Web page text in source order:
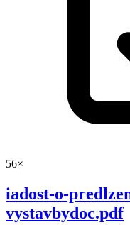
56×
iadost-o-
vystavbydoc.pdf